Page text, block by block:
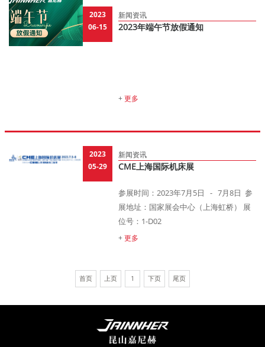
2023
06-15
新闻资讯
2023年端午节放假通知
+更多
2023
05-29
新闻资讯
CME上海国际机床展
参展时间：2023年7月5日 - 7月8日 参
展地址：国家展会中心（上海虹桥） 展
位号：1-D02
+更多
首页 上页 1 下页 尾页